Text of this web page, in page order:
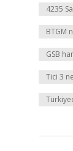
4235
BTGM
GSB
Tici 3